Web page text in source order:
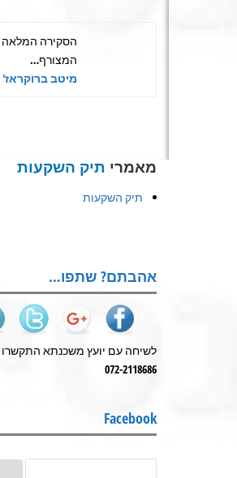
הסקירה המלאה
המצורף…
מיטב ברוקראז'
מאמרי תיק השקעות
תיק השקעות
אהבתם? שתפו…
לשיחה עם יועץ משכנתא התקשרו
072-2118686
Facebook